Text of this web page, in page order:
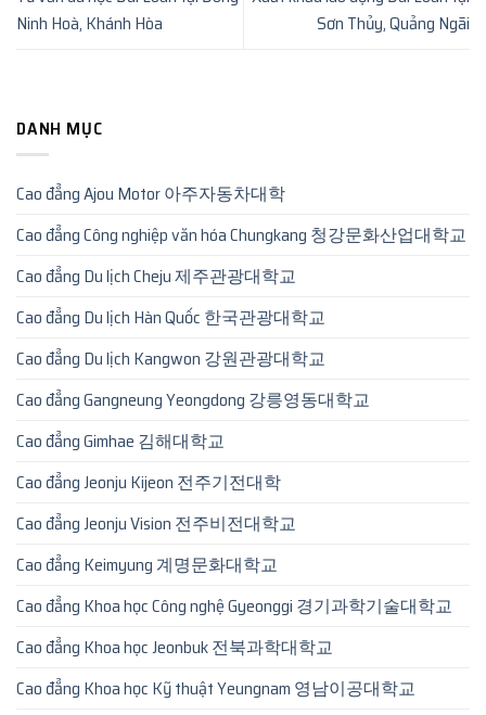
Ninh Hoà, Khánh Hòa
Sơn Thủy, Quảng Ngãi
DANH MỤC
Cao đẳng Ajou Motor 아주자동차대학
Cao đẳng Công nghiệp văn hóa Chungkang 청강문화산업대학교
Cao đẳng Du lịch Cheju 제주관광대학교
Cao đẳng Du lịch Hàn Quốc 한국관광대학교
Cao đẳng Du lịch Kangwon 강원관광대학교
Cao đẳng Gangneung Yeongdong 강릉영동대학교
Cao đẳng Gimhae 김해대학교
Cao đẳng Jeonju Kijeon 전주기전대학
Cao đẳng Jeonju Vision 전주비전대학교
Cao đẳng Keimyung 계명문화대학교
Cao đẳng Khoa học Công nghệ Gyeonggi 경기과학기술대학교
Cao đẳng Khoa học Jeonbuk 전북과학대학교
Cao đẳng Khoa học Kỹ thuật Yeungnam 영남이공대학교